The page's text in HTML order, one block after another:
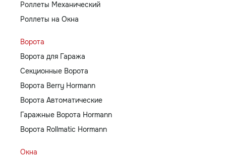
Роллеты Механический
Роллеты на Окна
Ворота
Ворота для Гаража
Секционные Ворота
Ворота Berry Hormann
Ворота Автоматические
Гаражные Ворота Hormann
Ворота Rollmatic Hormann
Окна